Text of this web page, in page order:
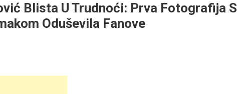
Blista U Trudnoći: Prva Fotografija S
Oduševila Fanove